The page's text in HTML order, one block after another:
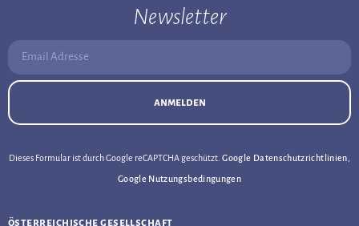
Newsletter
Email Adresse:
anmelden
Dieses Formular ist durch Google reCAPTCHA geschützt.Google Datenschutzrichtlinien
Google Nutzungsbedingungen
österreichische gesellschaft